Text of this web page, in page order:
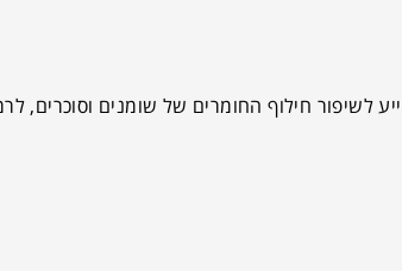
לשיפור חילוף החומרים של שומנים וסוכרים,